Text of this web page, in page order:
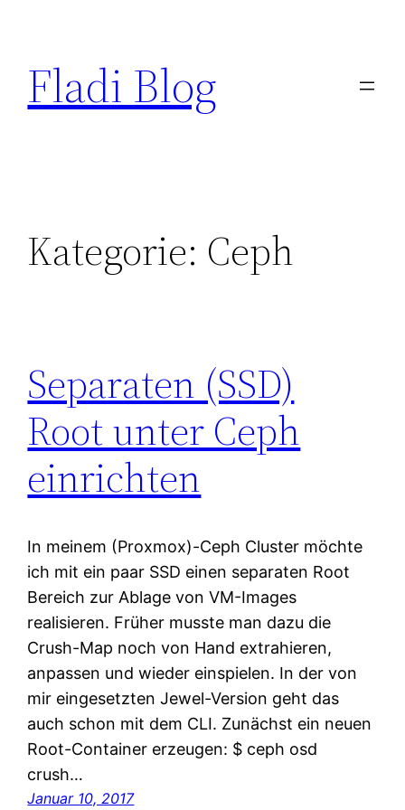
springen
Fladi Blog
Kategorie: Ceph
Separaten (SSD)
Root unter Ceph
einrichten
In meinem (Proxmox)-Ceph Cluster möchte
ich mit ein paar SSD einen separaten Root
Bereich zur Ablage von VM-Images
realisieren. Früher musste man dazu die
Crush-Map noch von Hand extrahieren,
anpassen und wieder einspielen. In der von
mir eingesetzten Jewel-Version geht das
auch schon mit dem CLI. Zunächst ein neuen
Root-Container erzeugen: $ ceph osd
crush…
Januar 10, 2017